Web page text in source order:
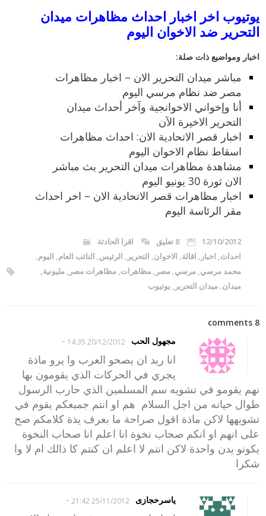
يوتيوب اخر اخبار احداث مظاهرات ميدان
التحرير ضد الاخوان اليوم
اخبار ومواضيع ذات صلة:
مباشر ميدان التحرير الان – اخبار مظاهرات
مصر ضد نظام مرسي اليوم
أنا وإخواني الاخوانجية وآخر أحداث ميدان
التحرير الاخيرة الآن
اخبار قصر الاتحادية الان: احداث مظاهرات
اسقاط نظام الاخوان اليوم
مشاهدة مظاهرات ميدان التحرير بث مباشر
الان ثورة 30 يونيو اليوم
اخبار مظاهرات قصر الاتحادية الان – اخر احداث
مقر الرئاسة اليوم
12/10/2012 8 تعليق
اقرا الحادثة
احداث, اخبار , اقالة, الاخوان, التحرير , الرئيس, النائب العام, اليوم,
محمد مرسي,مرسي,مصر ,مظاهرات,مظاهرات مصر ,مليونية,
ميدان,ميدان التحرير , يوتيوب
8 comments
مجهول الحب
20/12/2012 14:35
-
انا ريد ان يصحو العرب وا يرو ماذة
يجري في الحركات الذي يقومون بها
نهم يقومو في تشويه سم المسلمين الذي حارب الرسول
طوال حياته من اجل السلام هم او انتم جميعكم يقوم في
تشويهها لاكن ماذة اقول صراحة ما بعرف يذة كلامكم صح
على انهم او انكم صحاب نخوة انا اعلم انا صحاب النخوة
يكونو يدن واحدة لاكن انتم لا اعلم ان كنتم كا ذالك ام لا وا
شكرا
ياسرحجازى 25/11/2012 21:42
-